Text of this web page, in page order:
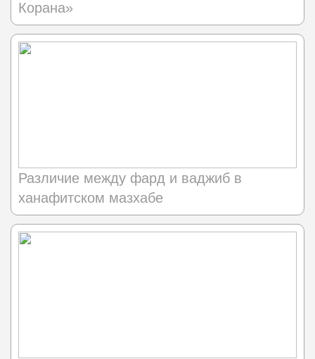
Корана»
Различие между фард и ваджиб в
ханафитском мазхабе